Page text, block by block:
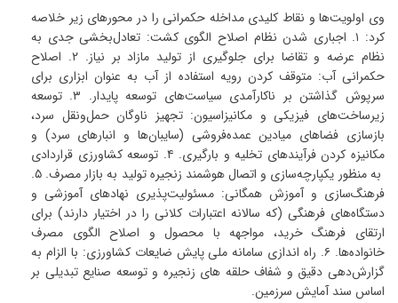
وی اولویت‌ها و نقاط کلیدی مداخله حکمرانی را در محورهای زیر خلاصه
کرد: ۱. اجباری شدن نظام اصلاح الگوی کشت: تعادل‌بخشی جدی به
نظام عرضه و تقاضا برای جلوگیری از تولید مازاد بر نیاز.۲. اصلاح
حکمرانی آب:متوقف کردن رویه استفاده از آب به عنوان ابزاری برای
سرپوش گذاشتن بر ناکارآمدی سیاست‌های توسعه پایدار. ۳. توسعه
زیرساخت‌های فیزیکی و مکانیزاسیون:تجهیز ناوگان حمل‌ونقل سرد،
بازسازی فضاهای میادین عمده‌فروشی (سایبان‌ها و انبارهای سرد) و
مکانیزه کردن فرآیندهای تخلیه و بارگیری. ۴. توسعه کشاورزی قراردادی
به منظور یکپارچه‌سازی و اتصال هوشمند زنجیره تولید به بازار مصرف. ۵.
فرهنگ‌سازی و آموزش همگانی: مسئولیت‌پذیری نهادهای آموزشی و
دستگاه‌های فرهنگی (که سالانه اعتبارات کلانی را در اختیار دارند) برای
ارتقای فرهنگ خرید، مواجهه با محصول و اصلاح الگوی مصرف
خانواده‌ها. ۶. راه اندازی سامانه ملی پایش ضایعات کشاورزی: با الزام به
گزارش‌دهی دقیق و شفاف حلقه های زنجیره و توسعه صنایع تبدیلی بر
اساس سند آمایش سرزمین.